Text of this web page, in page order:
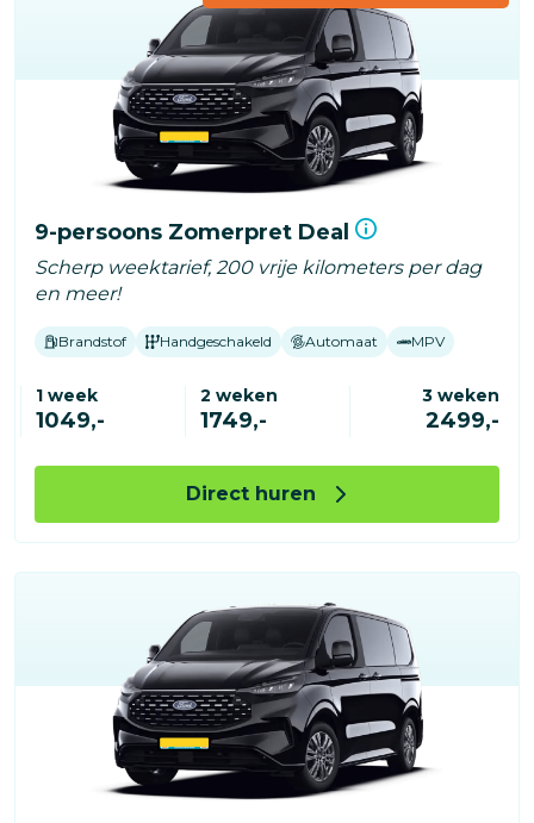
9-persoons Zomerpret Deal
Scherp weektarief, 200 vrije kilometers per dag
en meer!
Brandstof Handgeschakeld Automaat MPV
1 week
1049,-
2 weken
1749,-
3 weken
2499,-
Direct huren